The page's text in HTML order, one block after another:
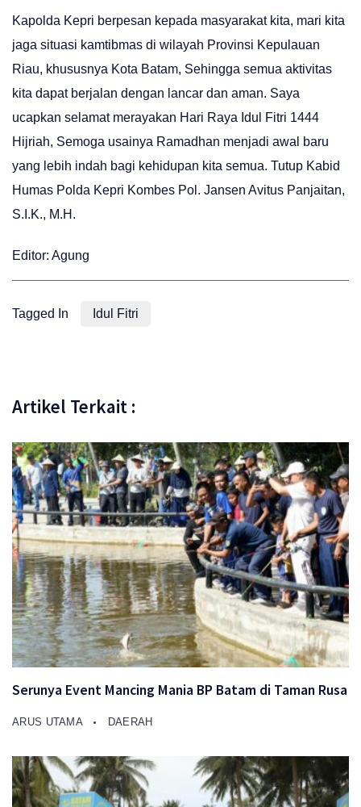
Kapolda Kepri berpesan kepada masyarakat kita, mari kita
jaga situasi kamtibmas di wilayah Provinsi Kepulauan
Riau, khususnya Kota Batam, Sehingga semua aktivitas
kita dapat berjalan dengan lancar dan aman. Saya
ucapkan selamat merayakan Hari Raya Idul Fitri 1444
Hijriah, Semoga usainya Ramadhan menjadi awal baru
yang lebih indah bagi kehidupan kita semua. Tutup Kabid
Humas Polda Kepri Kombes Pol. Jansen Avitus Panjaitan,
S.I.K., M.H.
Editor: Agung
Tagged In Idul Fitri
Artikel Terkait :
Serunya Event Mancing Mania BP Batam di Taman Rusa
ARUS UTAMA DAERAH